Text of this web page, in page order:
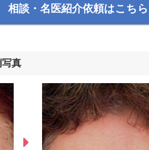
相談・名医紹介依頼はこちら
真